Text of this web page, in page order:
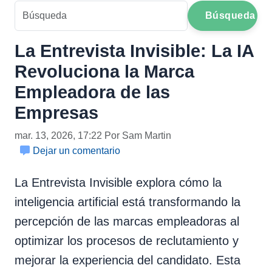
Búsqueda
La Entrevista Invisible: La IA
Revoluciona la Marca
Empleadora de las
Empresas
mar. 13, 2026, 17:22 Por Sam Martin
Dejar un comentario
La Entrevista Invisible explora cómo la
inteligencia artificial está transformando la
percepción de las marcas empleadoras al
optimizar los procesos de reclutamiento y
mejorar la experiencia del candidato. Esta